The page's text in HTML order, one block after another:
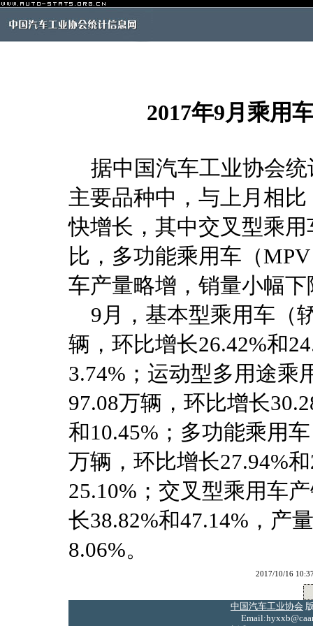
2017年9月乘用
据中国汽车工业协会统
主要品种中，与上月相
快增长，其中交叉型乘
比，多功能乘用车（
车产量略增，销量小幅
9月，基本型乘用车（
辆，环比增长26.42%和
3.74%；运动型多用途乘
97.08万辆，环比增长
和10.45%；多功能乘用
万辆，环比增长27.94%
25.10%；交叉型乘用车
长38.82%和47.14%，产
8.06%。
2017/10/16
中国汽车工业协会